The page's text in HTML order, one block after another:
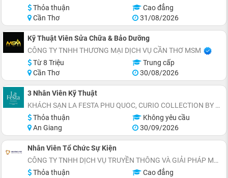
Thỏa thuận
Cao đẳng
Cần Thơ
31/08/2026
Kỹ Thuật Viên Sửa Chữa & Bảo Dưỡng
CÔNG TY TNHH THƯƠNG MẠI DỊCH VỤ CẦN THƠ MSM
Từ 8 Triệu
Trung cấp
Cần Thơ
30/08/2026
3 Nhân Viên Kỹ Thuật
KHÁCH SẠN LA FESTA PHU QUOC, CURIO COLLECTION BY HILTON - TỌA LẠC THỊ TRẤN HOÀNG HÔN, AN THỚI, ĐẶC KHU PHÚ QUỐC
Thỏa thuận
Không yêu cầu
An Giang
30/09/2026
Nhân Viên Tổ Chức Sự Kiện
CÔNG TY TNHH DỊCH VỤ TRUYỀN THÔNG VÀ GIẢI PHÁP MARKETING MEKONG PRO
Thỏa thuận
Cao đẳng